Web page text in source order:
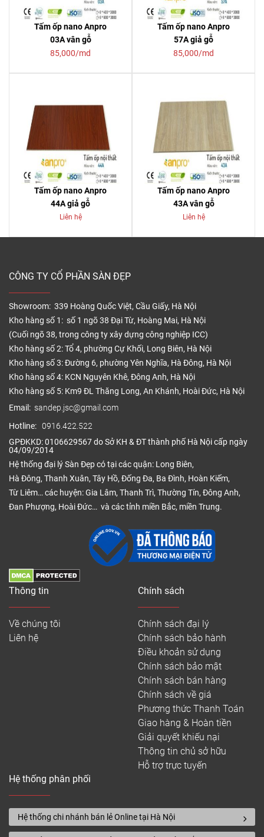
Tấm ốp nano Anpro
03A vân gỗ
85,000/md
Tấm ốp nano Anpro
57A giả gỗ
85,000/md
Tấm ốp nano Anpro
44A giả gỗ
Liên hệ
Tấm ốp nano Anpro
43A vân gỗ
Liên hệ
CÔNG TY CỔ PHẦN SÀN ĐẸP
Showroom: 339 Hoàng Quốc Việt, Cầu Giấy, Hà Nội
Kho hàng số 1: số 1 ngõ 38 Đại Từ, Hoàng Mai, Hà Nội
(Cuối ngõ 38, trong công ty xây dựng công nghiệp ICC)
Kho hàng số 2: Tổ 4, phường Cự Khối, Long Biên, Hà Nội
Kho hàng số 3: Đường 6, phường Yên Nghĩa, Hà Đông, Hà Nội
Kho hàng số 4: KCN Nguyên Khê, Đông Anh, Hà Nội
Kho hàng số 5: Km9 ĐL Thăng Long, An Khánh, Hoài Đức, Hà Nội
Email: sandep.jsc@gmail.com
Hotline: 0916.422.522
GPĐKKD: 0106629567 do Sở KH & ĐT thành phố Hà Nội cấp ngày
04/09/2014
Hệ thống đại lý Sàn Đẹp có tại các quận: Long Biên,
Hà Đông, Thanh Xuân, Tây Hồ, Đống Đa, Ba Đình, Hoàn Kiếm,
Từ Liêm… các huyện: Gia Lâm, Thanh Trì, Thường Tín, Đông Anh,
Đan Phượng, Hoài Đức… và các tỉnh miền Bắc, miền Trung.
Thông tin
Về chúng tôi
Liên hệ
Chính sách
Chính sách đại lý
Chính sách bảo hành
Điều khoản sử dụng
Chính sách bảo mật
Chính sách bán hàng
Chính sách về giá
Phương thức Thanh Toán
Giao hàng & Hoàn tiền
Giải quyết khiếu nại
Thông tin chủ sở hữu
Hỗ trợ trực tuyến
Hệ thống phân phối
Hệ thống chi nhánh bán lẻ Online tại Hà Nội